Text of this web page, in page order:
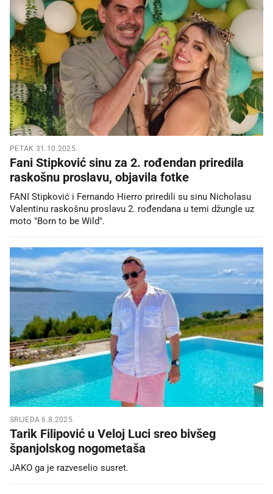
PETAK 31.10.2025.
Fani Stipković sinu za 2. rođendan priredila
raskošnu proslavu, objavila fotke
FANI Stipković i Fernando Hierro priredili su sinu Nicholasu
Valentinu raskošnu proslavu 2. rođendana u temi džungle uz
moto "Born to be Wild".
SRIJEDA 6.8.2025.
Tarik Filipović u Veloj Luci sreo bivšeg
španjolskog nogometaša
JAKO ga je razveselio susret.